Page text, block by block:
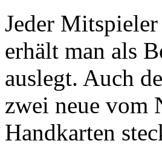
Jeder
erhält man als
auslegt. Auch
zwei neue vom
Handkarten